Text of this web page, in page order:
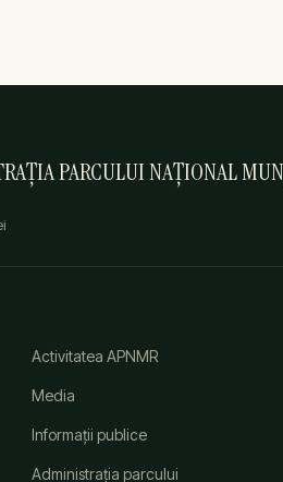
PARCULUI NAȚIONAL
Activitatea APNMR
Media
Informații publice
Administrația parcului